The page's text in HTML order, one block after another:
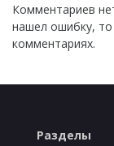
Комментариев
нашел ошибку,
комментариях.
Разделы